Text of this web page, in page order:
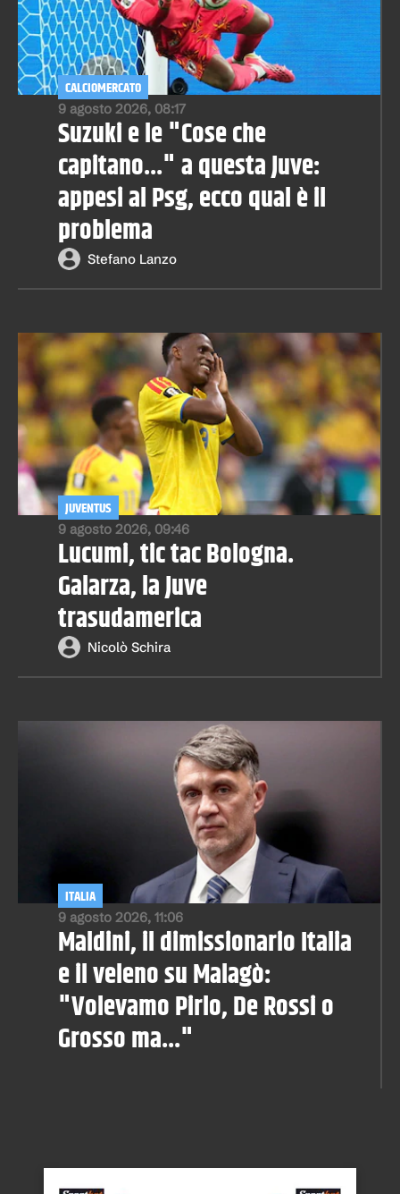
9 agosto 2026, 08:17
CALCIOMERCATO
Suzuki e le "Cose che
capitano..." a questa Juve:
appesi al Psg, ecco qual è il
problema
Stefano Lanzo
9 agosto 2026, 09:46
JUVENTUS
Lucumi, tic tac Bologna.
Galarza, la Juve
trasudamerica
Nicolò Schira
9 agosto 2026, 11:06
ITALIA
Maldini, il dimissionario Italia
e il veleno su Malagò:
"Volevamo Pirlo, De Rossi o
Grosso ma..."